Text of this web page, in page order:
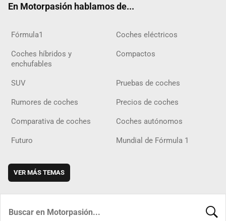
En Motorpasión hablamos de...
Fórmula1 Coches eléctricos
Coches híbridos y
enchufables
Compactos
SUV Pruebas de coches
Rumores de coches Precios de coches
Comparativa de coches Coches autónomos
Futuro Mundial de Fórmula 1
VER MÁS TEMAS